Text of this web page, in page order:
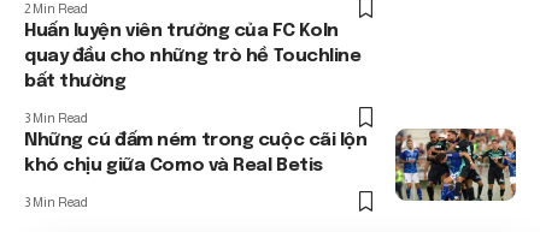
2 Min Read
Huấn luyện viên trưởng của FC Koln
quay đầu cho những trò hề Touchline
bất thường
3 Min Read
Những cú đấm ném trong cuộc cãi lộn
khó chịu giữa Como và Real Betis
3 Min Read